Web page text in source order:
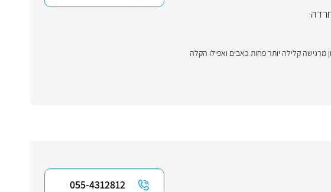
קלילה יותר פחות כאבים ואפילו הקלה
055-4312812